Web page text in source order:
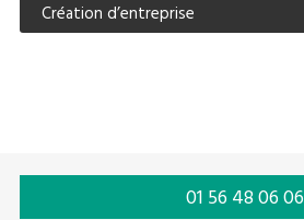
Création d’entreprise
01 56 48 06 06